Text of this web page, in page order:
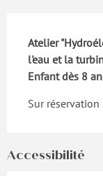
Atelier
l'eau et la
Enfant dès 8
Sur
Accessibilité